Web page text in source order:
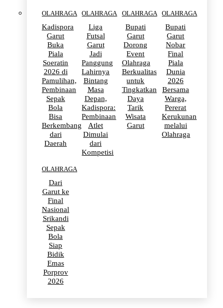
OLAHRAGA
Kadispora
Garut
Buka
Piala
Soeratin
2026 di
Pamulihan,
Pembinaan
Sepak
Bola
Bisa
Berkembang
dari
Daerah
OLAHRAGA
Liga
Futsal
Garut
Jadi
Panggung
Lahirnya
Bintang
Masa
Depan,
Kadispora:
Pembinaan
Atlet
Dimulai
dari
Kompetisi
OLAHRAGA
Bupati
Garut
Dorong
Event
Olahraga
Berkualitas
untuk
Tingkatkan
Daya
Tarik
Wisata
Garut
OLAHRAGA
Bupati
Garut
Nobar
Final
Piala
Dunia
2026
Bersama
Warga,
Pererat
Kerukunan
melalui
Olahraga
OLAHRAGA
Dari
Garut ke
Final
Nasional
Srikandi
Sepak
Bola
Siap
Bidik
Emas
Porprov
2026